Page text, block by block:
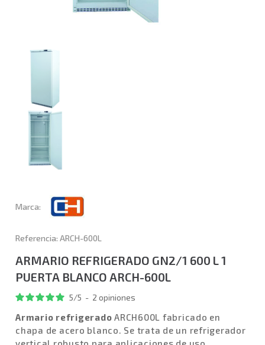
Marca:
Referencia: ARCH-600L
ARMARIO REFRIGERADO GN2/1 600 L 1
PUERTA BLANCO ARCH-600L
5/5 - 2opiniones
Armario refrigerado ARCH600L fabricado en
chapa de acero blanco. Se trata de un refrigerador